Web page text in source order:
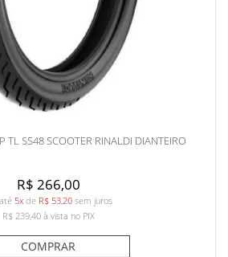
TL SS48 SCOOTER RINALDI DIANTEIRO
R$ 266,00
5x de R$ 53,20 sem juros
R$ 239,40à vista no PIX
COMPRAR